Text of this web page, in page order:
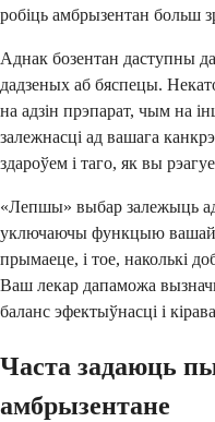
робіць амбрызентан больш
Аднак бозентан даступны
дадзеных аб бяспецы.
на адзін прэпарат, чым на
залежнасці ад вашага
здароўем і таго, як вы
«Лепшы» выбар залежыць
уключаючы функцыю вашай
прымаеце, і тое, наколькі
Ваш лекар дапаможа
баланс эфектыўнасці і
Часта задаюць
амбрызентане